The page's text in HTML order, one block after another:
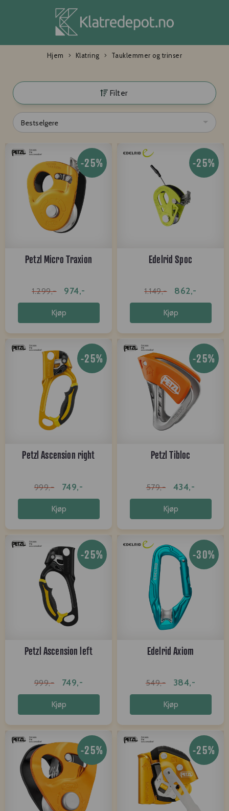
Hjem Klatring Tauklemmer og trinser
Filter
Bestselgere
-25%
Petzl Micro Traxion
1.299,- 974,-
Kjøp
-25%
Edelrid Spoc
1.149,- 862,-
Kjøp
-25%
Petzl Ascension right
999,- 749,-
Kjøp
-25%
Petzl Tibloc
579,- 434,-
Kjøp
-25%
Petzl Ascension left
999,- 749,-
Kjøp
-30%
Edelrid Axiom
549,- 384,-
Kjøp
-25% -25%